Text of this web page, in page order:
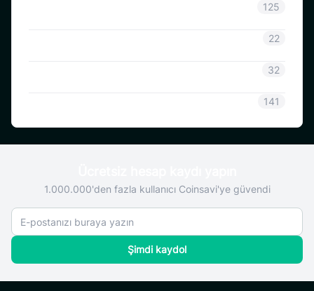
125
22
32
141
1.000.000'den fazla kullanıcı Coinsavi'ye güvendi
Şimdi kaydol